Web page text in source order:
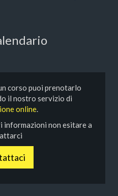
corso puoi prenotarlo
il nostro servizio di
online.
informazioni non esitare a